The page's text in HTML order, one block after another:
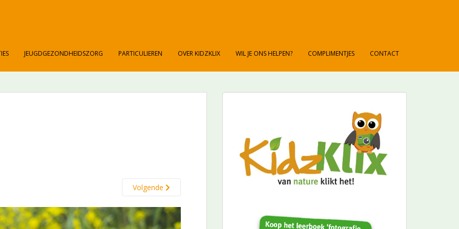
JEUGDGEZONDHEIDSZORG PARTICULIEREN OVER KIDZKLIX WIL JE ONS HELPEN? COMPLIMENTJES CONTACT
Volgende